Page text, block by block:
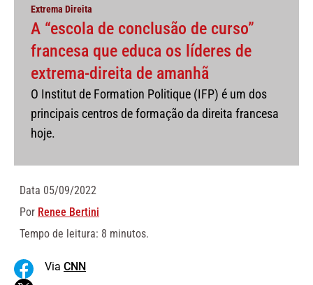
Extrema Direita
A “escola de conclusão de curso”
francesa que educa os líderes de
extrema-direita de amanhã
O Institut de Formation Politique (IFP) é um dos
principais centros de formação da direita francesa
hoje.
Data 05/09/2022
Por Renee Bertini
Tempo de leitura: 8 minutos.
Via CNN